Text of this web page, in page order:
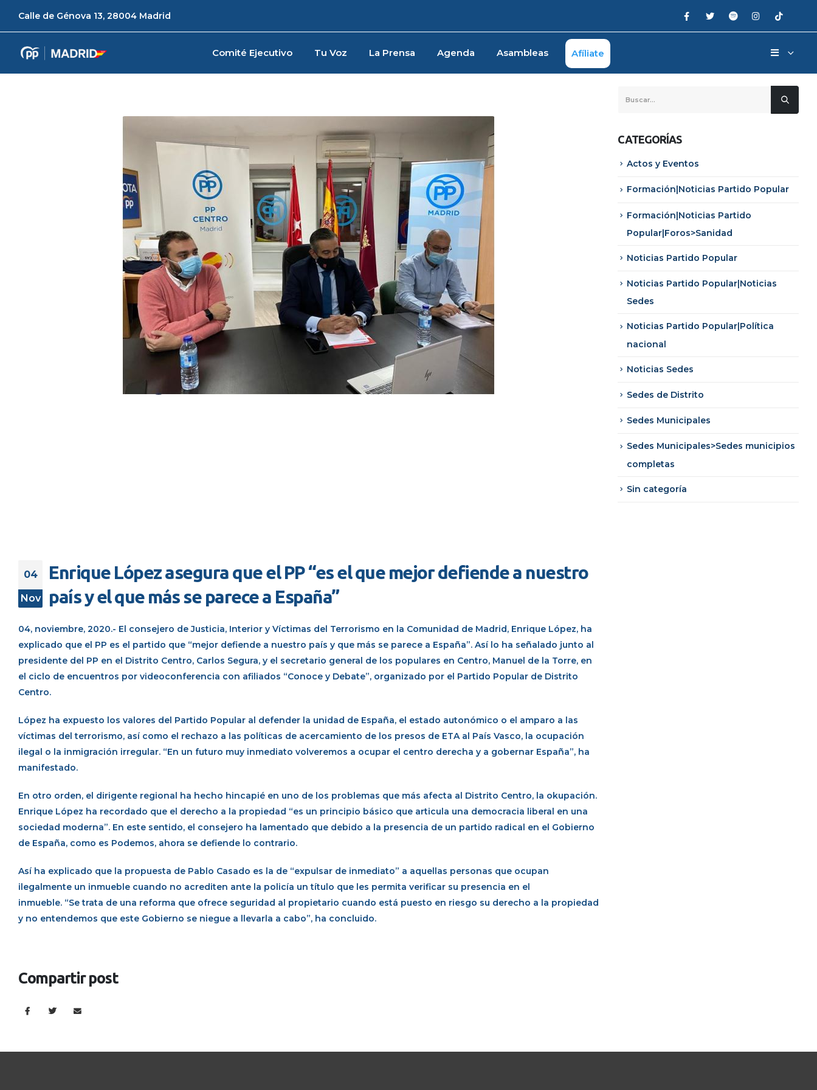
Calle de Génova 13, 28004 Madrid
Comité Ejecutivo Tu Voz La Prensa Agenda Asambleas Afíliate
04
Nov
Enrique López asegura que el PP “es el que mejor defiende a nuestro
país y el que más se parece a España”
04, noviembre, 2020.- El consejero de Justicia, Interior y Víctimas del Terrorismo en la Comunidad de Madrid, Enrique López, ha
explicado que el PP es el partido que “mejor defiende a nuestro país y que más se parece a España”. Así lo ha señalado junto al
presidente del PP en el Distrito Centro, Carlos Segura, y el secretario general de los populares en Centro, Manuel de la Torre, en
el ciclo de encuentros por videoconferencia con afiliados “Conoce y Debate”, organizado por el Partido Popular de Distrito
Centro.
López ha expuesto los valores del Partido Popular al defender la unidad de España, el estado autonómico o el amparo a las
víctimas del terrorismo, así como el rechazo a las políticas de acercamiento de los presos de ETA al País Vasco, la ocupación
ilegal o la inmigración irregular. “En un futuro muy inmediato volveremos a ocupar el centro derecha y a gobernar España”, ha
manifestado.
En otro orden, el dirigente regional ha hecho hincapié en uno de los problemas que más afecta al Distrito Centro, la okupación.
Enrique López ha recordado que el derecho a la propiedad “es un principio básico que articula una democracia liberal en una
sociedad moderna”. En este sentido, el consejero ha lamentado que debido a la presencia de un partido radical en el Gobierno
de España, como es Podemos, ahora se defiende lo contrario.
Así ha explicado que la propuesta de Pablo Casado es la de “expulsar de inmediato” a aquellas personas que ocupan
ilegalmente un inmueble cuando no acrediten ante la policía un título que les permita verificar su presencia en el
inmueble. “Se trata de una reforma que ofrece seguridad al propietario cuando está puesto en riesgo su derecho a la propiedad
y no entendemos que este Gobierno se niegue a llevarla a cabo”, ha concluido.
Compartir post
CATEGORÍAS
Actos y Eventos
Formación|Noticias Partido Popular
Formación|Noticias Partido
Popular|Foros>Sanidad
Noticias Partido Popular
Noticias Partido Popular|Noticias
Sedes
Noticias Partido Popular|Política
nacional
Noticias Sedes
Sedes de Distrito
Sedes Municipales
Sedes Municipales>Sedes municipios
completas
Sin categoría